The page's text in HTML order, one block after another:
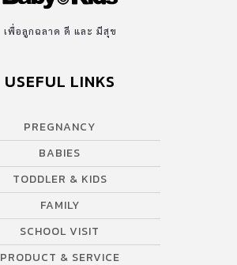
เพื่อลูกฉลาด ดี และ มีสุข
USEFUL LINKS
PREGNANCY
BABIES
TODDLER & KIDS
FAMILY
SCHOOL VISIT
PRODUCT & SERVICE